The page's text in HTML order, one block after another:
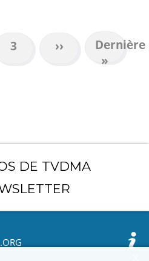
Page
3
Page
suivante
››
Dernière
page
Dernière
»
DE TVDMA